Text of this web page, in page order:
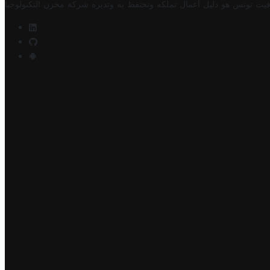
تونس هو دليل أعمال تملكه وتحتفظ به وتديره شركة مخزن التكنولوجيا